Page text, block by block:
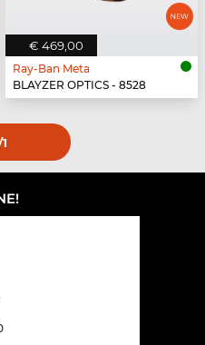
€ 469,00
Ray-Ban Meta
BLAYZER OPTICS - 8528